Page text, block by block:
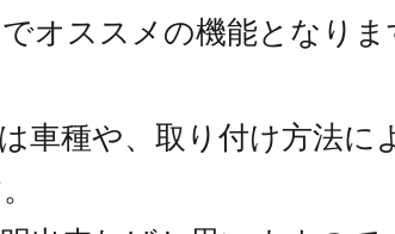
オススメの機能となりま
車種や、取り付け方法に